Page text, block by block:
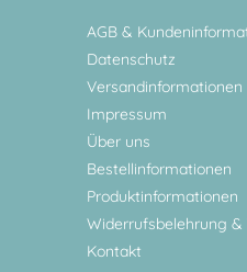
AGB &
Datenschutz
Versandinformationen
Impressum
Über uns
Bestellinformationen
Produktinformationen
Widerrufsbelehrung
Kontakt